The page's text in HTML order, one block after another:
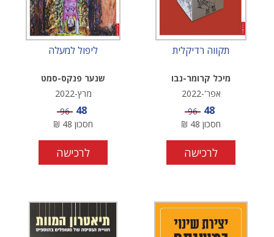
תקווה רדיקלית
מיכל קרומר-נבו
אפר'-2022
מחיר מבצע
48 מחיר
96
חסכון 48
₪
לרכישה
ליפול למעלה
שנער פנקס-סמט
מרץ-2022
מחיר מבצע
48 מחיר
96
חסכון 48
₪
לרכישה